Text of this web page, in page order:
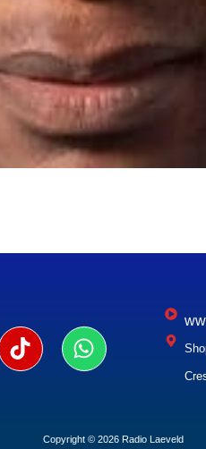
Copyright © 2026 Radio Laeveld